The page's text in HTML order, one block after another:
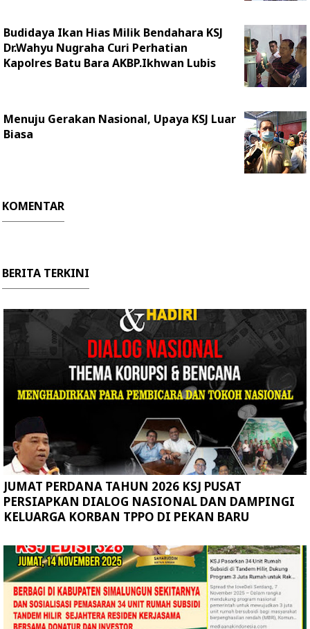
Budidaya Ikan Hias Milik Bendahara KSJ
Dr.Wahyu Nugraha Curi Perhatian
Kapolres Batu Bara AKBP.Ikhwan Lubis
Menuju Gerakan Nasional, Upaya KSJ Luar
Biasa
KOMENTAR
BERITA TERKINI
JUMAT PERDANA TAHUN 2026 KSJ PUSAT
PERSIAPKAN DIALOG NASIONAL DAN DAMPINGI
KELUARGA KORBAN TPPO DI PEKAN BARU